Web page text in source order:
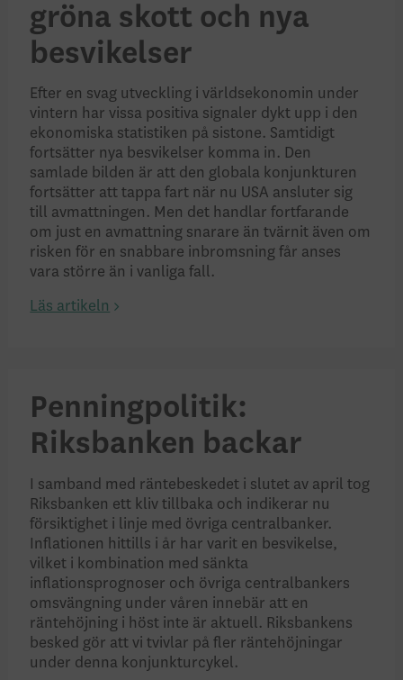
gröna skott och nya
besvikelser
Efter en svag utveckling i världsekonomin under
vintern har vissa positiva signaler dykt upp i den
ekonomiska statistiken på sistone. Samtidigt
fortsätter nya besvikelser komma in. Den
samlade bilden är att den globala konjunkturen
fortsätter att tappa fart när nu USA ansluter sig
till avmattningen. Men det handlar fortfarande
om just en avmattning snarare än tvärnit även om
risken för en snabbare inbromsning får anses
vara större än i vanliga fall.
Läs artikeln
Penningpolitik:
Riksbanken backar
I samband med räntebeskedet i slutet av april tog
Riksbanken ett kliv tillbaka och indikerar nu
försiktighet i linje med övriga centralbanker.
Inflationen hittills i år har varit en besvikelse,
vilket i kombination med sänkta
inflationsprognoser och övriga centralbankers
omsvängning under våren innebär att en
räntehöjning i höst inte är aktuell. Riksbankens
besked gör att vi tvivlar på fler räntehöjningar
under denna konjunkturcykel.